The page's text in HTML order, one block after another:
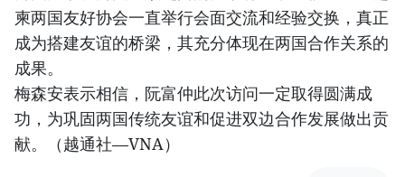
柬两国友好协会一直举行会面交流和经验交换，真正
成为搭建友谊的桥梁，其充分体现在两国合作关系的
成果。
梅森安表示相信，阮富仲此次访问一定取得圆满成
功，为巩固两国传统友谊和促进双边合作发展做出贡
献。（越通社—VNA）